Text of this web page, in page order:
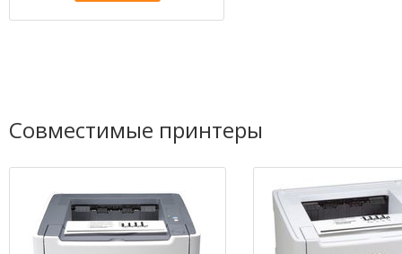
Совместимые принтеры